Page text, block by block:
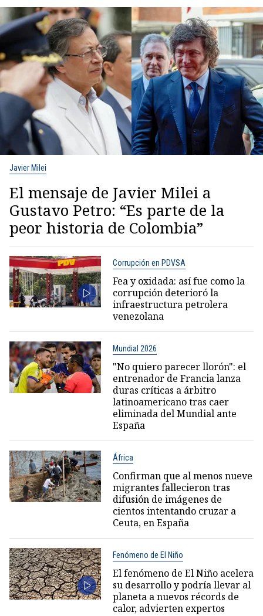
Javier Milei
El mensaje de Javier Milei a
Gustavo Petro: “Es parte de la
peor historia de Colombia”
Corrupción en PDVSA
Fea y oxidada: así fue como la
corrupción deterioró la
infraestructura petrolera
venezolana
Mundial 2026
"No quiero parecer llorón": el
entrenador de Francia lanza
duras críticas a árbitro
latinoamericano tras caer
eliminada del Mundial ante
España
África
Confirman que al menos nueve
migrantes fallecieron tras
difusión de imágenes de
cientos intentando cruzar a
Ceuta, en España
Fenómeno de El Niño
El fenómeno de El Niño acelera
su desarrollo y podría llevar al
planeta a nuevos récords de
calor, advierten expertos